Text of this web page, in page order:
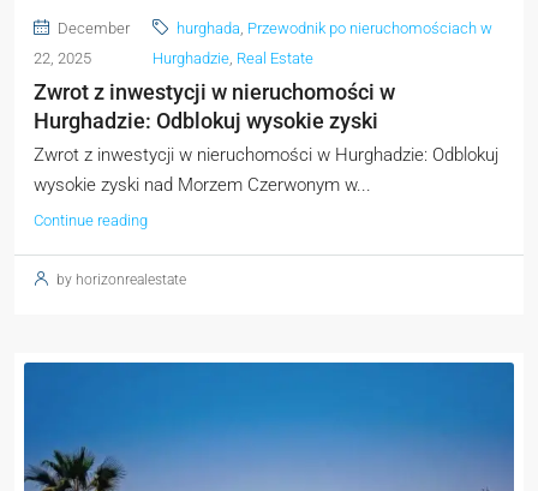
December
22, 2025
hurghada Przewodnik po nieruchomościach w
Hurghadzie Real Estate
Zwrot z inwestycji w nieruchomości w
Hurghadzie: Odblokuj wysokie zyski
Zwrot z inwestycji w nieruchomości w Hurghadzie: Odblokuj
wysokie zyski nad Morzem Czerwonym w...
Continue reading
by horizonrealestate